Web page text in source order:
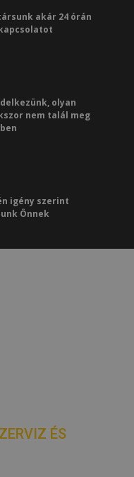
akár 24 órán
olyan
nem talál meg
igény szerint
Önnek
ÉS